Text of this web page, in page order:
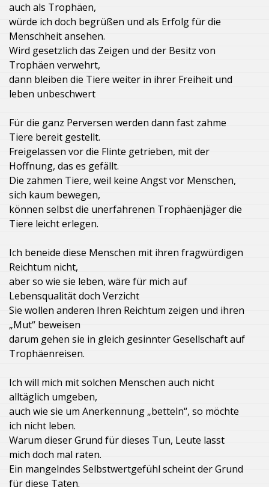
auch als Trophäen,
würde ich doch begrüßen und als Erfolg für die
Menschheit ansehen.
Wird gesetzlich das Zeigen und der Besitz von
Trophäen verwehrt,
dann bleiben die Tiere weiter in ihrer Freiheit und
leben unbeschwert
Für die ganz Perversen werden dann fast zahme
Tiere bereit gestellt.
Freigelassen vor die Flinte getrieben, mit der
Hoffnung, das es gefällt.
Die zahmen Tiere, weil keine Angst vor Menschen,
sich kaum bewegen,
können selbst die unerfahrenen Trophäenjäger die
Tiere leicht erlegen.
Ich beneide diese Menschen mit ihren fragwürdigen
Reichtum nicht,
aber so wie sie leben, wäre für mich auf
Lebensqualität doch Verzicht
Sie wollen anderen Ihren Reichtum zeigen und ihren
„Mut“ beweisen
darum gehen sie in gleich gesinnter Gesellschaft auf
Trophäenreisen.
Ich will mich mit solchen Menschen auch nicht
alltäglich umgeben,
auch wie sie um Anerkennung „betteln“, so möchte
ich nicht leben.
Warum dieser Grund für dieses Tun, Leute lasst
mich doch mal raten.
Ein mangelndes Selbstwertgefühl scheint der Grund
für diese Taten.